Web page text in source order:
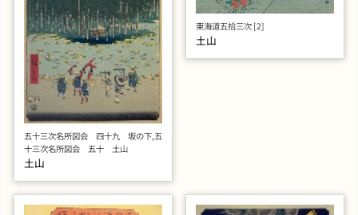
五十三次名所図会 四十九 坂の下,五
十三次名所図会 五十 土山
土山
東海道五拾三次 [2]
土山